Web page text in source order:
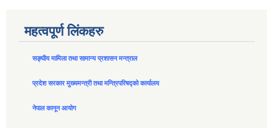
महत्वपूर्ण लिंकहरु
सङ्घीय मामिला तथा सामान्य प्रशासन मन्त्राल
प्रदेश सरकार मुख्यमन्त्री तथा मन्त्रिपरिषद्को कार्यालय
नेपाल कानून आयोग